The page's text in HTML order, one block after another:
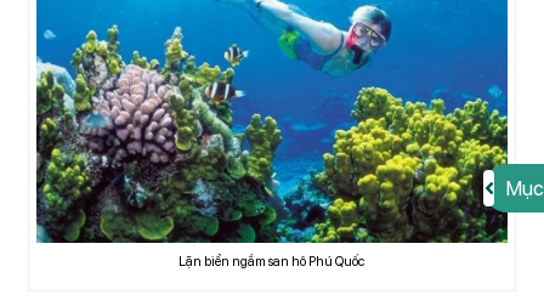
Lặn biển ngắm san hô Phú Quốc
Mục